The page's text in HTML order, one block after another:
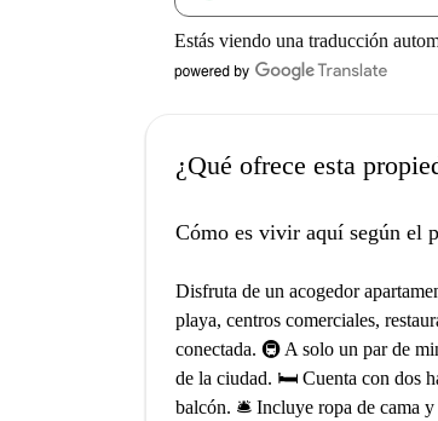
Estás viendo una traducción
¿Qué ofrece esta
Cómo es vivir aquí según el
Disfruta de un acogedor
playa, centros comerciales,
conectada. 🚇 A solo un par de
de la ciudad. 🛏️ Cuenta con dos
balcón. 🛎️ Incluye ropa de cama y